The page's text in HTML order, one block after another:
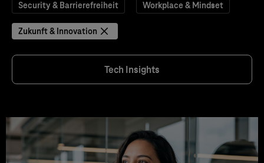
Security & Barrierefreiheit Workplace & Mindset
Zukunft & Innovation
Tech Insights